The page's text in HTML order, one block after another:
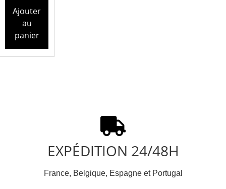
Ajouter
au
panier
EXPÉDITION 24/48H
France, Belgique, Espagne et Portugal